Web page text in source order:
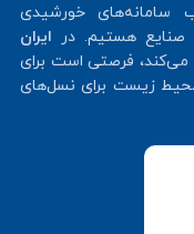
سامانه‌های خورشیدی
صنایع هستیم. در ایران
می‌کند، فرصتی است برای
زیست برای نسل‌های